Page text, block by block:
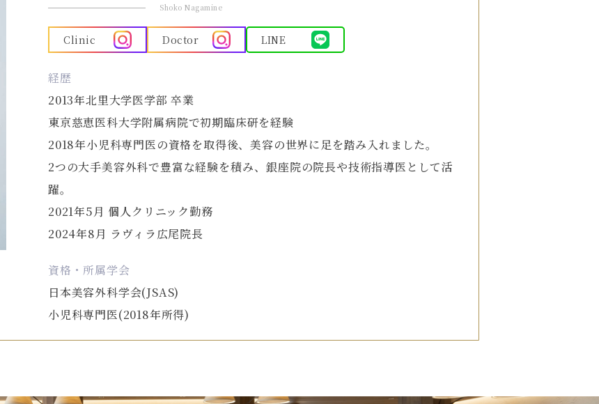
Shoko Nagamine
Clinic Doctor LINE
経歴
2013年北里大学医学部 卒業
東京慈恵医科大学附属病院で初期臨床研を経験
2018年小児科専門医の資格を取得後、美容の世界に足を踏み入れました。
2つの大手美容外科で豊富な経験を積み、銀座院の院長や技術指導医として活
躍。
2021年5月 個人クリニック勤務
2024年8月 ラヴィラ広尾院長
資格・所属学会
日本美容外科学会(JSAS)
小児科専門医(2018年所得)